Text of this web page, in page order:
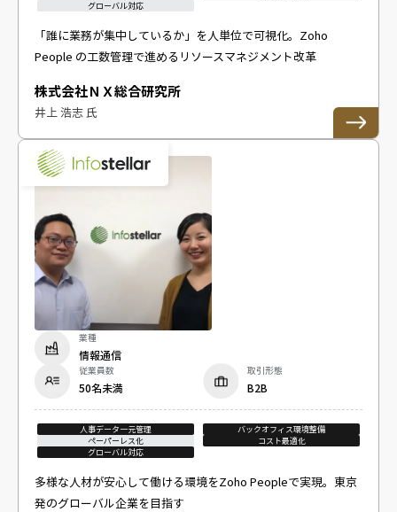
グローバル対応
「誰に業務が集中しているか」を人単位で可視化。Zoho
People の工数管理で進めるリソースマネジメント改革
株式会社ＮＸ総合研究所
井上 浩志 氏
業種
情報通信
従業員数
50名未満
取引形態
B2B
人事データ一元管理
バックオフィス環境整備
ペーパーレス化
コスト最適化
グローバル対応
多様な人材が安心して働ける環境をZoho Peopleで実現。東京
発のグローバル企業を目指す